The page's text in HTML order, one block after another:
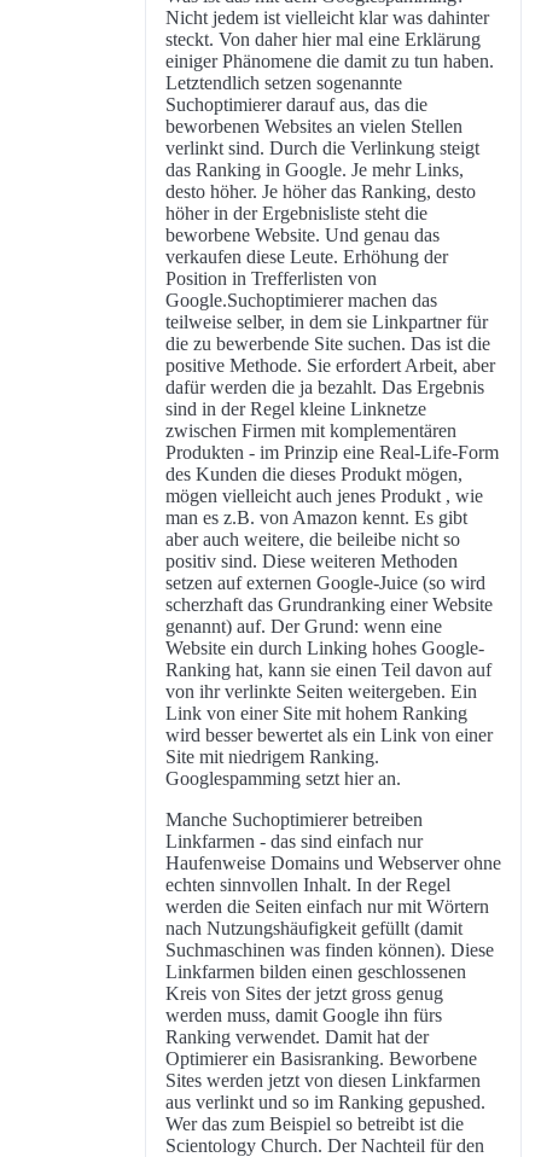
Nicht jedem ist vielleicht klar was dahinter
steckt. Von daher hier mal eine Erklärung
einiger Phänomene die damit zu tun haben.
Letztendlich setzen sogenannte
Suchoptimierer darauf aus, das die
beworbenen Websites an vielen Stellen
verlinkt sind. Durch die Verlinkung steigt
das Ranking in Google. Je mehr Links,
desto höher. Je höher das Ranking, desto
höher in der Ergebnisliste steht die
beworbene Website. Und genau das
verkaufen diese Leute. Erhöhung der
Position in Trefferlisten von
Google.Suchoptimierer machen das
teilweise selber, in dem sie Linkpartner für
die zu bewerbende Site suchen. Das ist die
positive Methode. Sie erfordert Arbeit, aber
dafür werden die ja bezahlt. Das Ergebnis
sind in der Regel kleine Linknetze
zwischen Firmen mit komplementären
Produkten - im Prinzip eine Real-Life-Form
des Kunden die dieses Produkt mögen,
mögen vielleicht auch jenes Produkt , wie
man es z.B. von Amazon kennt. Es gibt
aber auch weitere, die beileibe nicht so
positiv sind. Diese weiteren Methoden
setzen auf externen Google-Juice (so wird
scherzhaft das Grundranking einer Website
genannt) auf. Der Grund: wenn eine
Website ein durch Linking hohes Google-
Ranking hat, kann sie einen Teil davon auf
von ihr verlinkte Seiten weitergeben. Ein
Link von einer Site mit hohem Ranking
wird besser bewertet als ein Link von einer
Site mit niedrigem Ranking.
Googlespamming setzt hier an.
Manche Suchoptimierer betreiben
Linkfarmen - das sind einfach nur
Haufenweise Domains und Webserver ohne
echten sinnvollen Inhalt. In der Regel
werden die Seiten einfach nur mit Wörtern
nach Nutzungshäufigkeit gefüllt (damit
Suchmaschinen was finden können). Diese
Linkfarmen bilden einen geschlossenen
Kreis von Sites der jetzt gross genug
werden muss, damit Google ihn fürs
Ranking verwendet. Damit hat der
Optimierer ein Basisranking. Beworbene
Sites werden jetzt von diesen Linkfarmen
aus verlinkt und so im Ranking gepushed.
Wer das zum Beispiel so betreibt ist die
Scientology Church. Der Nachteil für den